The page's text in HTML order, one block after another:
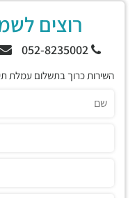
רוצים
052-8235002
השירות כרוך בתשלום עמלת